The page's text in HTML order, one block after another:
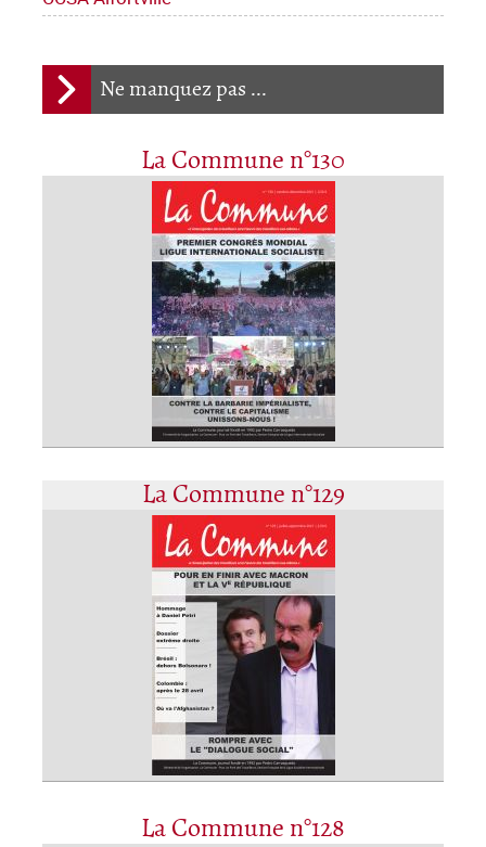
Ne manquez pas ...
La Commune n°130
La Commune n°129
La Commune n°128